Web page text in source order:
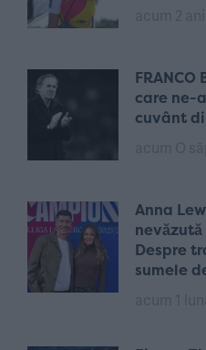
FRANCO
care ne-
cuvânt
Anna
Despre
sumele